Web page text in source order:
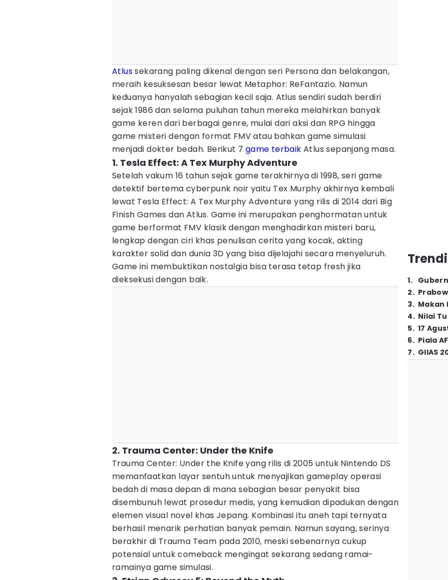
Atlussekarang paling dikenal dengan seri Persona dan belakangan,
meraih kesuksesan besar lewat Metaphor: ReFantazio. Namun
keduanya hanyalah sebagian kecil saja. Atlus sendiri sudah berdiri
sejak 1986 dan selama puluhan tahun mereka melahirkan banyak
game keren dari berbagai genre, mulai dari aksi dan RPG hingga
game misteri dengan format FMV atau bahkan game simulasi
menjadi dokter bedah. Berikut 7 game terbaik Atlus sepanjang masa.
1. Tesla Effect: A Tex Murphy Adventure
Setelah vakum 16 tahun sejak game terakhirnya di 1998, seri game
detektif bertema cyberpunk noir yaitu Tex Murphy akhirnya kembali
lewat Tesla Effect: A Tex Murphy Adventure yang rilis di 2014 dari Big
Finish Games dan Atlus. Game ini merupakan penghormatan untuk
game berformat FMV klasik dengan menghadirkan misteri baru,
lengkap dengan ciri khas penulisan cerita yang kocak, akting
karakter solid dan dunia 3D yang bisa dijelajahi secara menyeluruh.
Game ini membuktikan nostalgia bisa terasa tetap fresh jika
dieksekusi dengan baik.
2. Trauma Center: Under the Knife
Trauma Center: Under the Knife yang rilis di 2005 untuk Nintendo DS
memanfaatkan layar sentuh untuk menyajikan gameplay operasi
bedah di masa depan di mana sebagian besar penyakit bisa
disembunuh lewat prosedur medis, yang kemudian dipadukan dengan
elemen visual novel khas Jepang. Kombinasi itu aneh tapi ternyata
berhasil menarik perhatian banyak pemain. Namun sayang, serinya
berakhir di Trauma Team pada 2010, meski sebenarnya cukup
potensial untuk comeback mengingat sekarang sedang ramai-
ramainya game simulasi.
1.
2.
3. Makan
4. Nilai
5. 17
6. Piala
7. GIIAS